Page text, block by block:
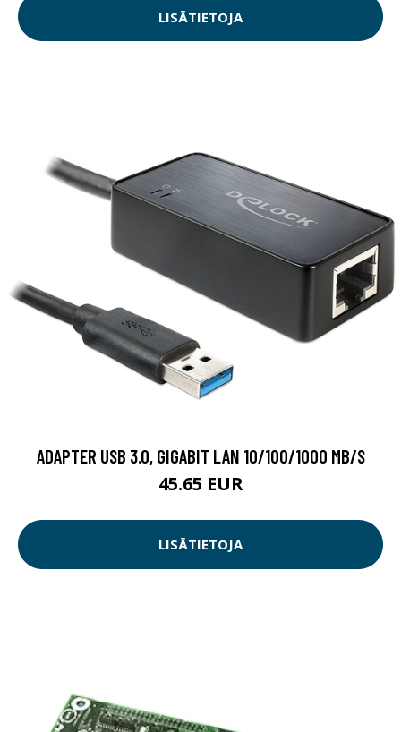
LISÄTIETOJA
ADAPTER USB 3.0, GIGABIT LAN 10/100/1000 MB/S
45.65 EUR
LISÄTIETOJA